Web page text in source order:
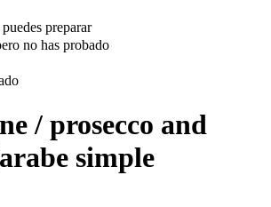
preparar
no has probado
/ prosecco and
simple